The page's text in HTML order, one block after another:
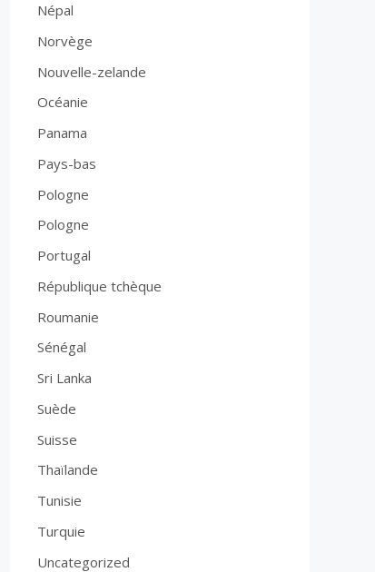
Népal
Norvège
Nouvelle-zelande
Océanie
Panama
Pays-bas
Pologne
Pologne
Portugal
République tchèque
Roumanie
Sénégal
Sri Lanka
Suède
Suisse
Thaïlande
Tunisie
Turquie
Uncategorized